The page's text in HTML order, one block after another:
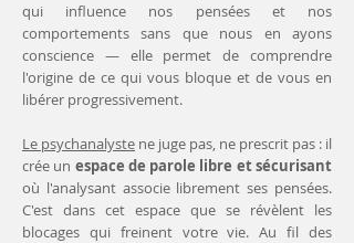
qui influence nos pensées et nos
comportements sans que nous en ayons
conscience — elle permet de comprendre
l'origine de ce qui vous bloque et de vous en
libérer progressivement.
Le psychanalyste ne juge pas, ne prescrit pas : il
crée un espace de parole libre et sécurisant
où l'analysant associe librement ses pensées.
C'est dans cet espace que se révèlent les
blocages qui freinent votre vie. Au fil des